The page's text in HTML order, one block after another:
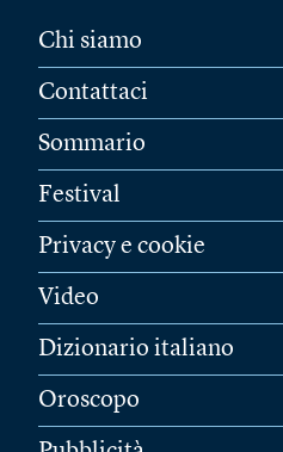
Chi siamo
Contattaci
Sommario
Festival
Privacy e cookie
Video
Dizionario italiano
Oroscopo